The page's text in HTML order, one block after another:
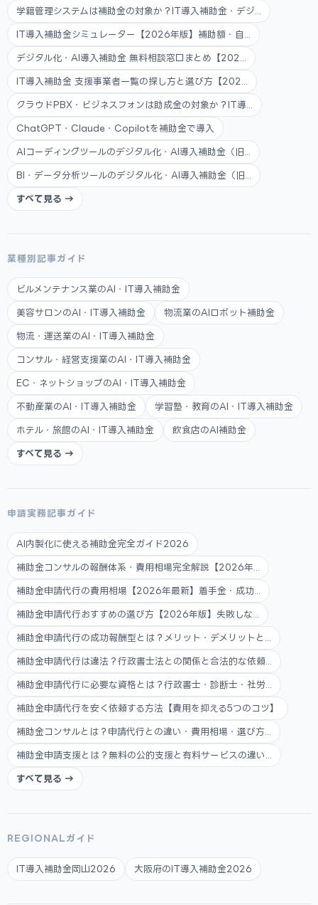
学籍管理システムは補助金の対象か？IT導入補助金・デジ...
IT導入補助金シミュレーター【2026年版】補助額・自...
デジタル化・AI導入補助金 無料相談窓口まとめ【202...
IT導入補助金 支援事業者一覧の探し方と選び方【202...
クラウドPBX・ビジネスフォンは助成金の対象か？IT導...
ChatGPT・Claude・Copilotを補助金で導入
AIコーディングツールのデジタル化・AI導入補助金（旧...
BI・データ分析ツールのデジタル化・AI導入補助金（旧...
すべて見る →
業種別記事ガイド
ビルメンテナンス業のAI・IT導入補助金
美容サロンのAI・IT導入補助金 物流業のAIロボット補助金
物流・運送業のAI・IT導入補助金
コンサル・経営支援業のAI・IT導入補助金
EC・ネットショップのAI・IT導入補助金
不動産業のAI・IT導入補助金 学習塾・教育のAI・IT導入補助金
ホテル・旅館のAI・IT導入補助金 飲食店のAI補助金
すべて見る →
申請実務記事ガイド
AI内製化に使える補助金完全ガイド2026
補助金コンサルの報酬体系・費用相場完全解説【2026年...
補助金申請代行の費用相場【2026年最新】着手金・成功...
補助金申請代行おすすめの選び方【2026年版】失敗しな...
補助金申請代行の成功報酬型とは？メリット・デメリットと...
補助金申請代行は違法？行政書士法との関係と合法的な依頼...
補助金申請代行に必要な資格とは？行政書士・診断士・社労...
補助金申請代行を安く依頼する方法【費用を抑える5つのコツ】
補助金コンサルとは？申請代行との違い・費用相場・選び方...
補助金申請支援とは？無料の公的支援と有料サービスの違い...
すべて見る →
REGIONALガイド
IT導入補助金岡山2026 大阪府のIT導入補助金2026